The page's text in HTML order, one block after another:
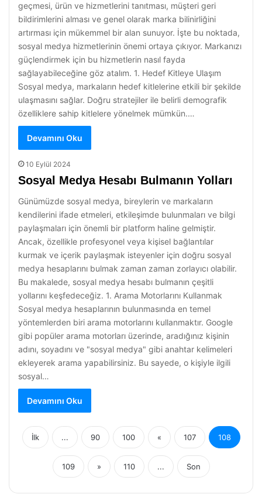
geçmesi, ürün ve hizmetlerini tanıtması, müşteri geri
bildirimlerini alması ve genel olarak marka bilinirliğini
artırması için mükemmel bir alan sunuyor. İşte bu noktada,
sosyal medya hizmetlerinin önemi ortaya çıkıyor. Markanızı
güçlendirmek için bu hizmetlerin nasıl fayda
sağlayabileceğine göz atalım. 1. Hedef Kitleye Ulaşım
Sosyal medya, markaların hedef kitlelerine etkili bir şekilde
ulaşmasını sağlar. Doğru stratejiler ile belirli demografik
özelliklere sahip kitlelere yönelmek mümkün.…
Devamını Oku
10 Eylül 2024
Sosyal Medya Hesabı Bulmanın Yolları
Günümüzde sosyal medya, bireylerin ve markaların
kendilerini ifade etmeleri, etkileşimde bulunmaları ve bilgi
paylaşmaları için önemli bir platform haline gelmiştir.
Ancak, özellikle profesyonel veya kişisel bağlantılar
kurmak ve içerik paylaşmak isteyenler için doğru sosyal
medya hesaplarını bulmak zaman zaman zorlayıcı olabilir.
Bu makalede, sosyal medya hesabı bulmanın çeşitli
yollarını keşfedeceğiz. 1. Arama Motorlarını Kullanmak
Sosyal medya hesaplarının bulunmasında en temel
yöntemlerden biri arama motorlarını kullanmaktır. Google
gibi popüler arama motorları üzerinde, aradığınız kişinin
adını, soyadını ve "sosyal medya" gibi anahtar kelimeleri
ekleyerek arama yapabilirsiniz. Bu sayede, o kişiyle ilgili
sosyal…
Devamını Oku
İlk ... 90 100 « 107 108
109 » 110 ... Son